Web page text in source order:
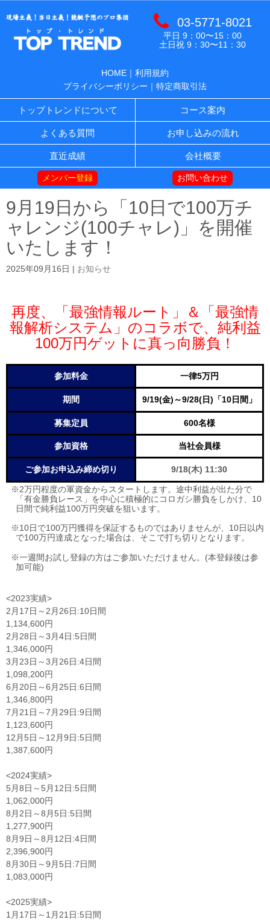
03-5771-8021
平日 9：00〜15：00
土日祝 9：30〜11：30
HOME ｜ 利用規約
プライバシーポリシー ｜ 特定商取引法
トップトレンドについて コース案内
よくある質問 お申し込みの流れ
直近成績 会社概要
メンバー登録 お問い合わせ
9月19日から「10日で100万チ
ャレンジ(100チャレ)」を開催
いたします！
2025年09月16日 | お知らせ
再度、「最強情報ルート」＆「最強情
報解析システム」 のコラボで、純利益
100万円ゲットに真っ向勝負！
参加料金 一律5万円
期間 9/19(金)～9/28(日)「10日間」
募集定員 600名様
参加資格 当社会員様
ご参加お申込み締め切り 9/18(木) 11:30
※2万円程度の軍資金からスタートします。途中利益が出た分で
「有金勝負レース」を中心に積極的にコロガシ勝負をしかけ、10
日間で純利益100万円突破を狙います。
※10日で100万円獲得を保証するものではありませんが、10日以内
で100万円達成となった場合は、そこで打ち切りとなります。
※一週間お試し登録の方はご参加いただけません。(本登録後は参
加可能)
<2023実績>
2月17日～2月26日:10日間
1,134,600円
2月28日～3月4日:5日間
1,346,000円
3月23日～3月26日:4日間
1,098,200円
6月20日～6月25日:6日間
1,346,800円
7月21日～7月29日:9日間
1,123,600円
12月5日～12月9日:5日間
1,387,600円
<2024実績>
5月8日～5月12日:5日間
1,062,000円
8月2日～8月5日:5日間
1,277,900円
8月9日～8月12日:4日間
2,396,900円
8月30日～9月5日:7日間
1,083,000円
<2025実績>
1月17日～1月21日:5日間